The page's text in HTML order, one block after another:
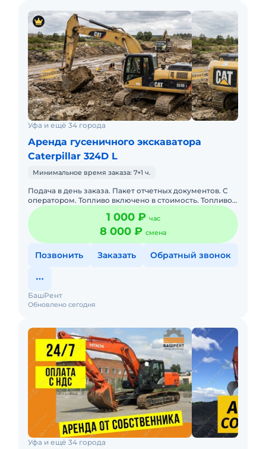
Уфа и ещё 34 города
Аренда гусеничного экскаватора
Caterpillar 324D L
Минимальное время заказа: 7+1 ч.
Подача в день заказа. Пакет отчетных документов. С
оператором. Топливо включено в стоимость. Топливо
оплачивается отдельно. Долгосрочная аренда.
Краткосрочная а
1 000 ₽ час
8 000 ₽ смена
Позвонить Заказать Обратный звонок
Обновлено сегодня
БашРент
Уфа и ещё 34 города